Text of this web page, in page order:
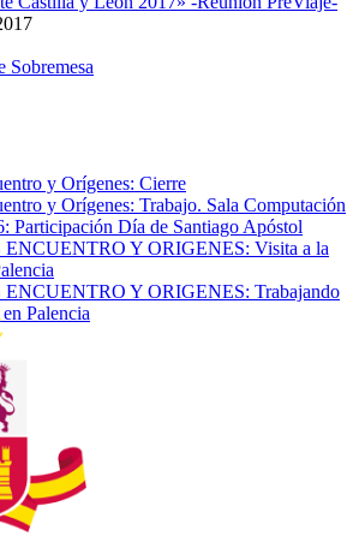
Sobremesa
y Orígenes: Cierre
y Orígenes: Trabajo. Sala Computación
Participación Día de Santiago Apóstol
Y ORIGENES: Visita a la
Y ORIGENES: Trabajando
Palencia